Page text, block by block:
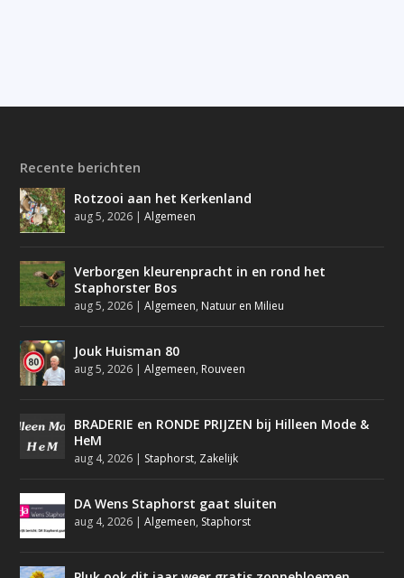
Recente berichten
Rotzooi aan het Kerkenland
aug 5, 2026 |Algemeen
Verborgen kleurenpracht in en rond het
Staphorster Bos
aug 5, 2026 |Algemeen, Natuur en Milieu
Jouk Huisman 80
aug 5, 2026 |Algemeen, Rouveen
BRADERIE en RONDE PRIJZEN bij Hilleen Mode &
HeM
aug 4, 2026 Staphorst, Zakelijk
DA Wens Staphorst gaat sluiten
aug 4, 2026 |Algemeen, Staphorst